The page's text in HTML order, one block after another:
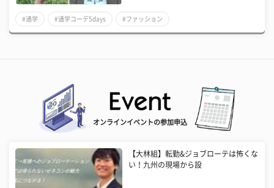
#通学 #通学コーデ5days #ファッション
オンラインイベントの参加申込
【大林組】転勤&ジョブローテは怖くな
い！九州の現場から設